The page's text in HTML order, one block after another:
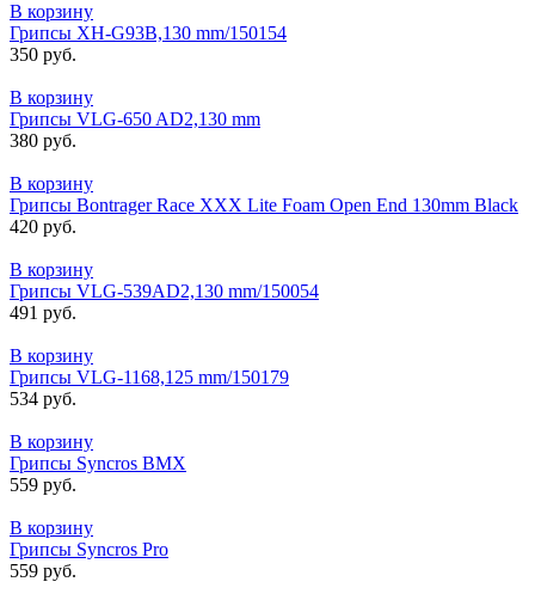
В корзину
Грипсы XH-G93B,130 mm/150154
350 руб.
В корзину
Грипсы VLG-650 AD2,130 mm
380 руб.
В корзину
Грипсы Bontrager Race XXX Lite Foam Open End 130mm Black
420 руб.
В корзину
Грипсы VLG-539AD2,130 mm/150054
491 руб.
В корзину
Грипсы VLG-1168,125 mm/150179
534 руб.
В корзину
Грипсы Syncros BMX
559 руб.
В корзину
Грипсы Syncros Pro
559 руб.